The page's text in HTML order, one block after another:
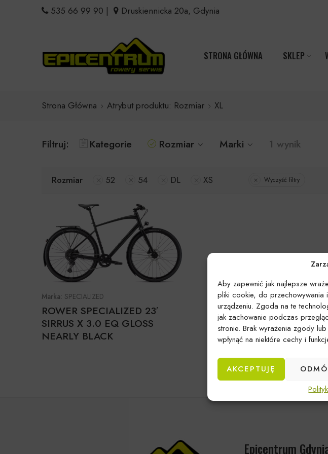
Aby zapewnić jak najlepsze
pliki cookie, do
urządzeniu. Zgoda na te
jak zachowanie podczas
stronie. Brak wyrażenia zgody
wpłynąć na niektóre cechy i
AKCEPTUJĘ
535 66 99 90 | Druskiennicka 20a, Gdynia
STRONA GŁÓWNA SKLEP
Strona Główna Atrybut produktu: Rozmiar XL
Filtruj: Kategorie Rozmiar Marki 1 wynik
Rozmiar 52 54 DL XS Wyczyść filtry
Marka: SPECIALIZED
ROWER SPECIALIZED 23′
SIRRUS X 3.0 EQ GLOSS
NEARLY BLACK
Epicentrum